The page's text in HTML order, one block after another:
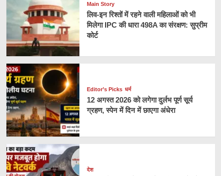
Main Story
लिव-इन रिश्तों में रहने वाली महिलाओं को भी
मिलेगा IPC की धारा 498A का संरक्षण: सुप्रीम
कोर्ट
Editor’s Picks धर्म
12 अगस्त 2026 को लगेगा दुर्लभ पूर्ण सूर्य
ग्रहण, स्पेन में दिन में छाएगा अंधेरा
देश